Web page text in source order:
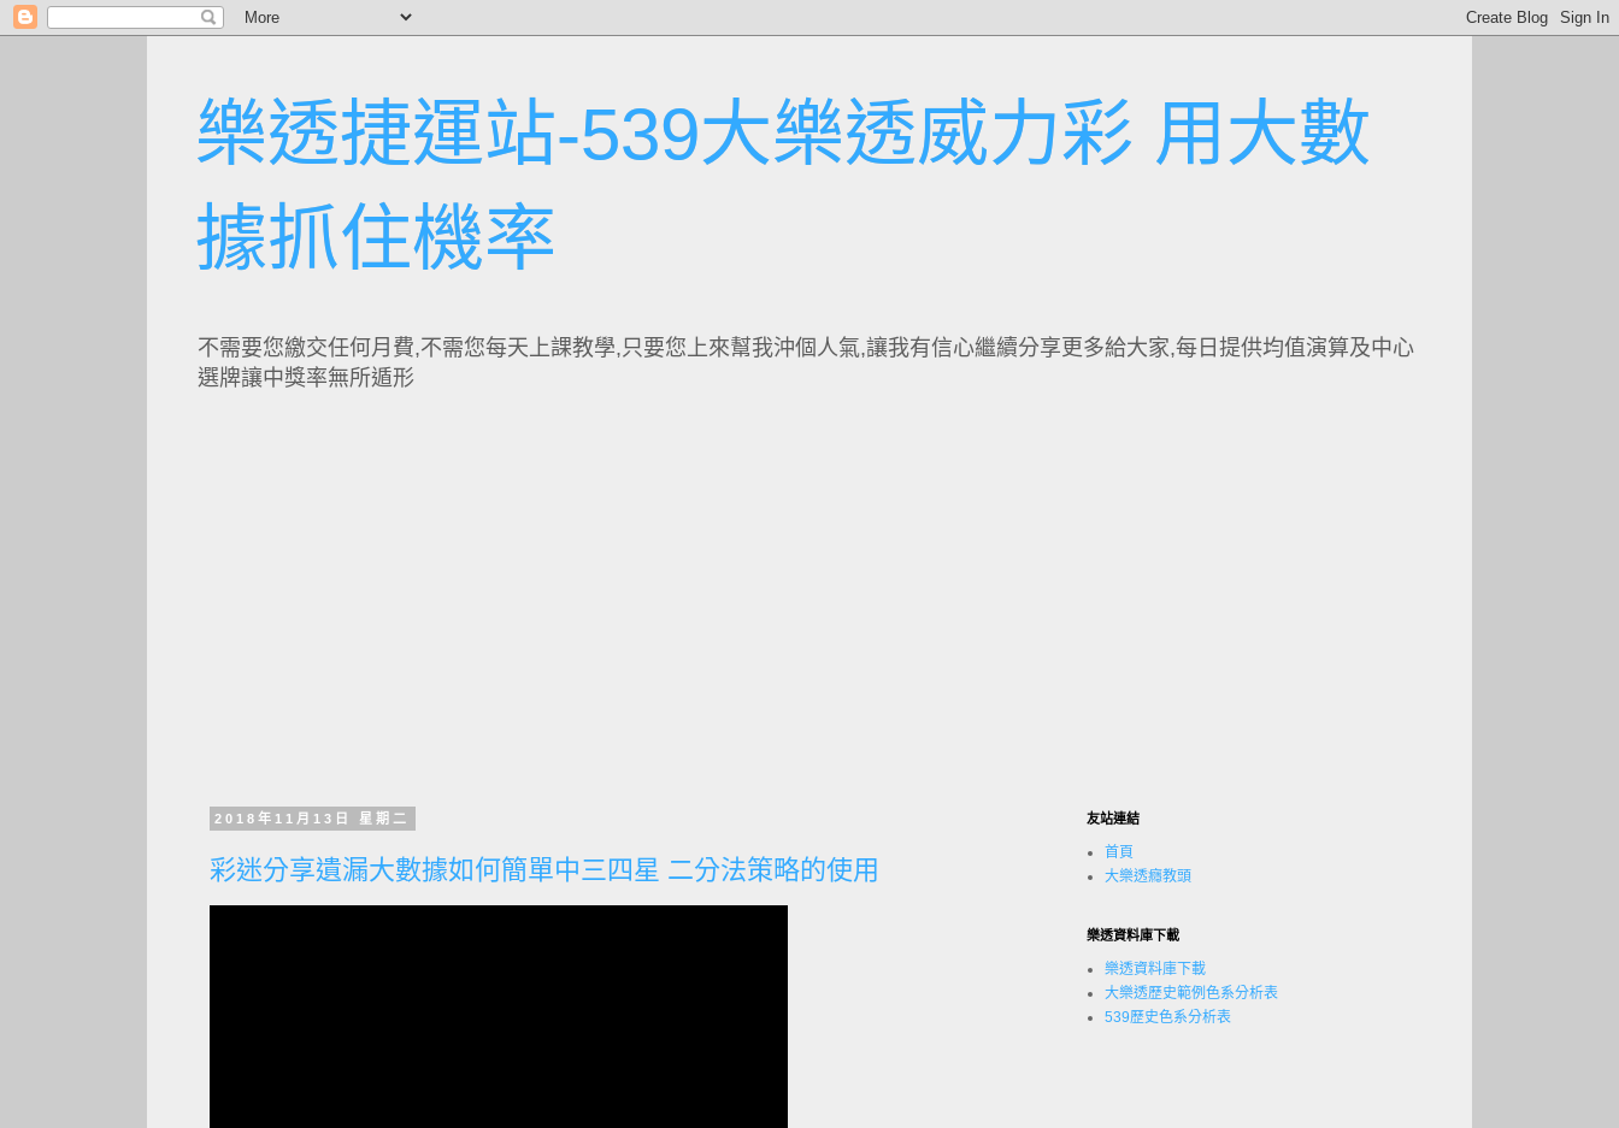
樂透捷運站-539大樂透威力彩 用大數
據抓住機率
不需要您繳交任何月費,不需您每天上課教學,只要您上來幫我沖個人氣,讓我有信心繼續分享更多給大家,每日提供均值演算及中心
選牌讓中獎率無所遁形
2018年11月13日 星期二
彩迷分享遺漏大數據如何簡單中三四星 二分法策略的使用
友站連結
首頁
大樂透癮教頭
樂透資料庫下載
樂透資料庫下載
大樂透歷史範例色系分析表
539歷史色系分析表